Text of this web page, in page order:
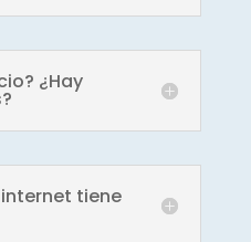
¿Hay
tiene